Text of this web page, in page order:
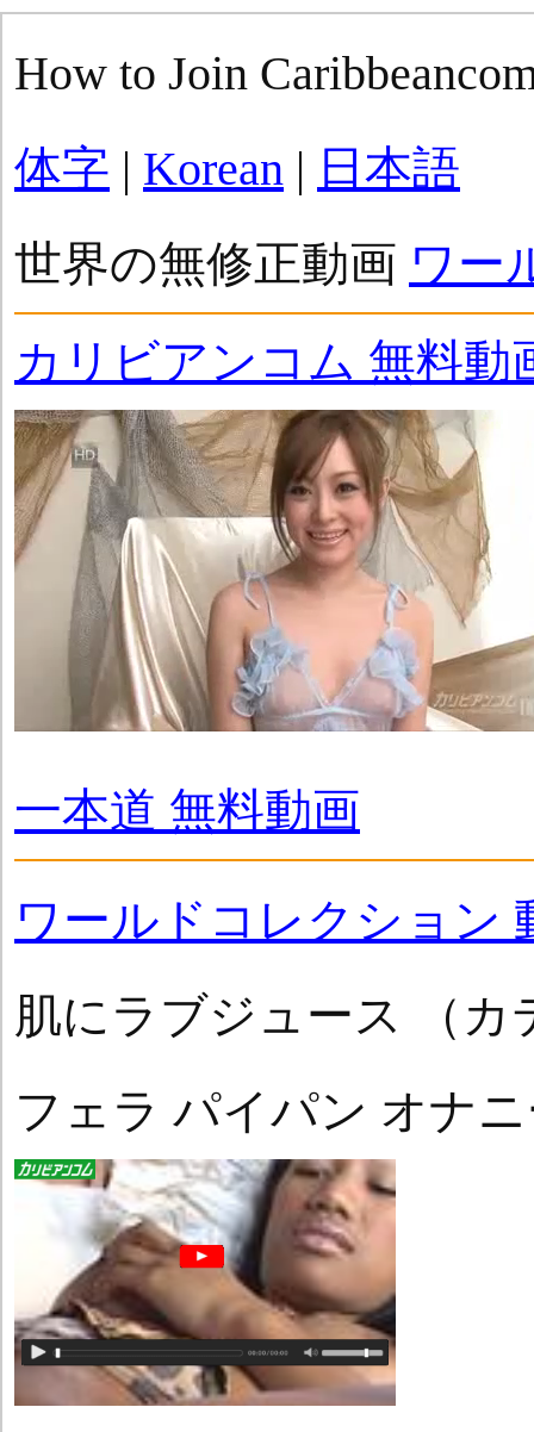
How to Join
体字 | Korean | 日本語
世界の無修正動画 ワー
カリビアンコム 無料動
一本道 無料動画
ワールドコレクション
肌にラブジュース （カ
フェラ パイパン オナ